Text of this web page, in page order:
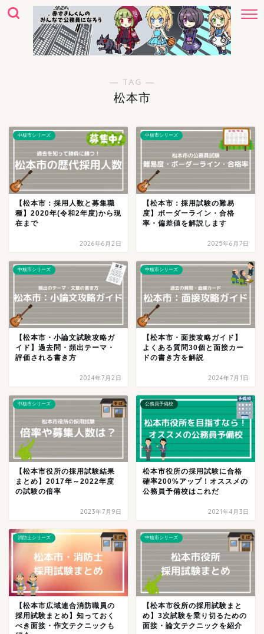
― TAG ―
松本市
中核市シリーズ
【松本市：採用人数と募集職
種】2020年(令和2年度)から現
在まで
2026年6月2日
中核市シリーズ
【松本市：採用試験の難易
度】ボーダーライン・合格
率・偏差値を解説します
2025年6月7日
中核市シリーズ
【松本市・小論文試験攻略ガ
イド】過去問・頻出テーマ・
評価される書き方
2024年7月2日
中核市シリーズ
【松本市・面接攻略ガイド】
よくある質問30個と面接カー
ドの書き方を解説
2024年7月1日
中核市シリーズ
【松本市役所の採用試験結果
まとめ】2017年～2022年度
の試験の倍率
2023年7月9日
公務員予備校
松本市役所の採用試験に合格
確率200%アップ！オススメの
公務員予備校はこれだ
2021年4月3日
消防士シリーズ
【松本市広域連合消防職員の
採用試験まとめ】知っておく
べき面接・作文テクニックも
中核市シリーズ
【松本市役所の採用試験まと
め】3次試験を乗り切るための
面接・論文テクニックを紹介